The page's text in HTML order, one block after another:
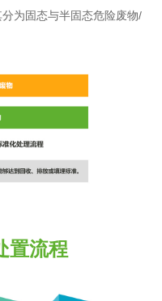
为固态与半固态危险废物/
置流程